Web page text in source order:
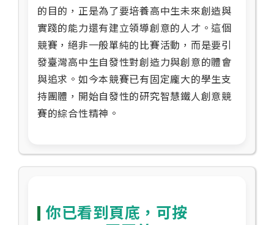
的目的，正是為了要培養高中生未來創造與
實踐的能力還有建立領導創意的人才。這個
競賽，絕非一般單純的比賽活動，而是要引
發臺灣高中生自發性對創造力與創意的體會
與追求。如今本競賽已有固定龐大的學生支
持團體，開始自發性的研究智慧鐵人創意競
賽的綜合性精神。
你已看到頁底，可按